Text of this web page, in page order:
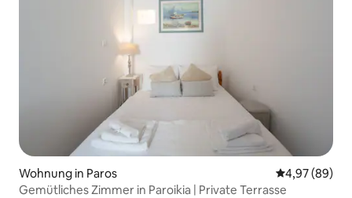
Wohnung in Paros
4,97 (89)
Gemütliches Zimmer in Paroikia | Private Terrasse